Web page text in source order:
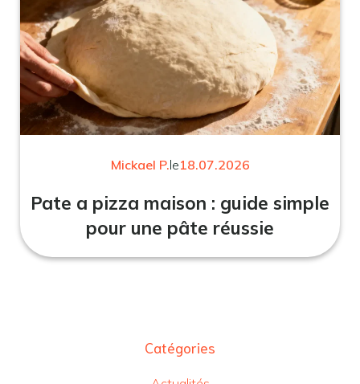
Mickael P.le18.07.2026
Pate a pizza maison : guide simple
pour une pâte réussie
Catégories